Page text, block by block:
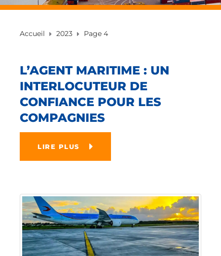
Accueil 2023 Page 4
L’AGENT MARITIME : UN
INTERLOCUTEUR DE
CONFIANCE POUR LES
COMPAGNIES
LIRE PLUS